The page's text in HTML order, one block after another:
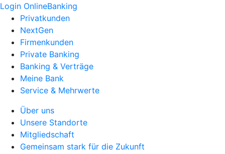
Login OnlineBanking
Privatkunden
NextGen
Firmenkunden
Private Banking
Banking & Verträge
Meine Bank
Service & Mehrwerte
Über uns
Unsere Standorte
Mitgliedschaft
Gemeinsam stark für die Zukunft